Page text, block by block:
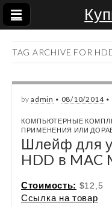
TAG ARCHIVE FOR
byadmin • 08/10/2014•
КОМПЬЮТЕРНЫЕ
ПРИМЕНЕНИЯ ИЛИ
Шлейф для
HDD в MAC
Стоимость: $12,5
Ссылка на товар